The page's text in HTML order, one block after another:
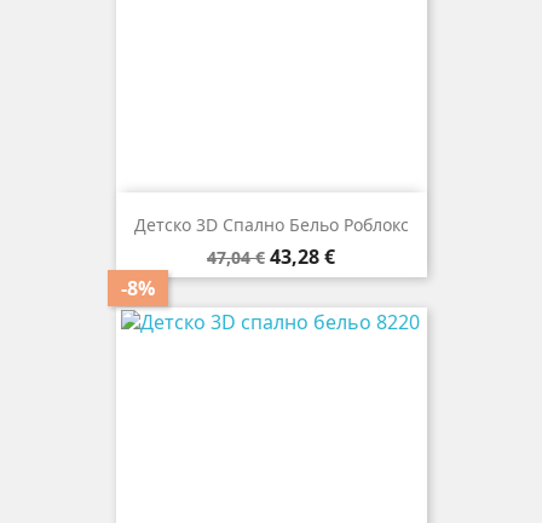
Детско 3D Спално Бельо Роблокс
Редовна
цена
47,04 €
-8%
Цена
43,28 €